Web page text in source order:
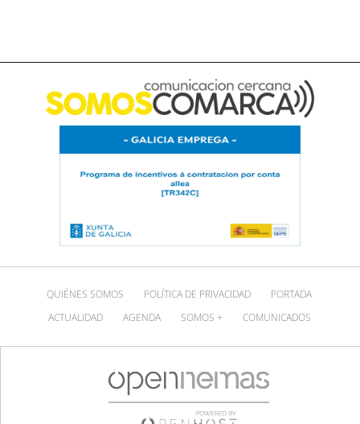
QUIÉNES SOMOS POLÍTICA DE PRIVACIDAD
PORTADA
ACTUALIDAD
AGENDA SOMOS + COMUNICADOS